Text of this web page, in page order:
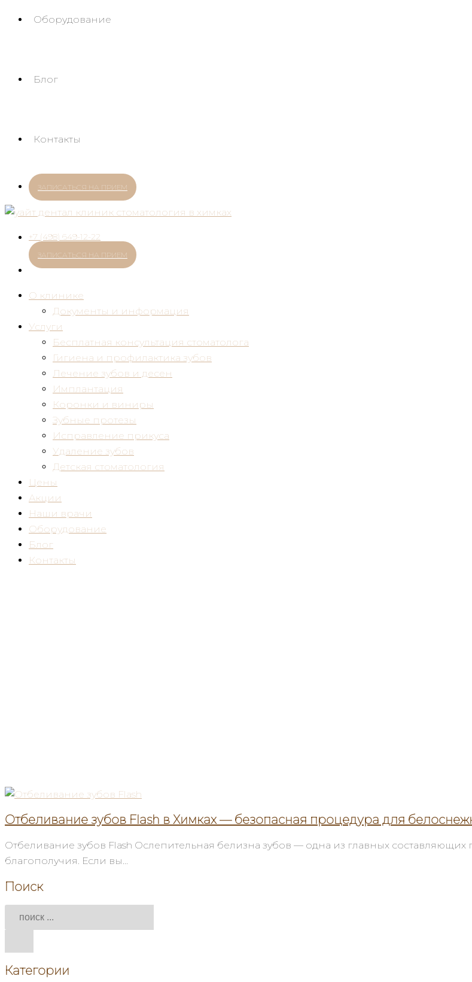
Оборудование
Блог
Контакты
ЗАПИСАТЬСЯ НА ПРИЕМ
+7 (498) 649-12-22
ЗАПИСАТЬСЯ НА ПРИЕМ
О клинике
Документы и информация
Услуги
Бесплатная консультация стоматолога
Гигиена и профилактика зубов
Лечение зубов и десен
Имплантация
Коронки и виниры
Зубные протезы
Исправление прикуса
Удаление зубов
Детская стоматология
Цены
Акции
Наши врачи
Оборудование
Блог
Контакты
Отбеливание зубов Flash в Химках — безопасная процедура для
Отбеливание зубов Flash Ослепительная белизна зубов — одна из главных составляющих
благополучия. Если вы…
Поиск
Категории